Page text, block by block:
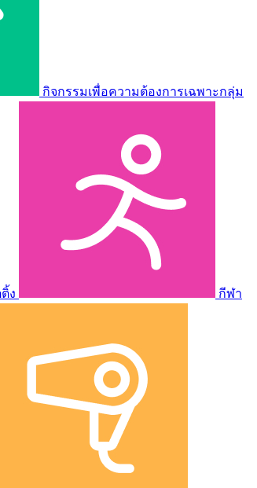
กิจกรรมเพื่อความต้องการเฉพาะกลุ่ม
ง กีฬา